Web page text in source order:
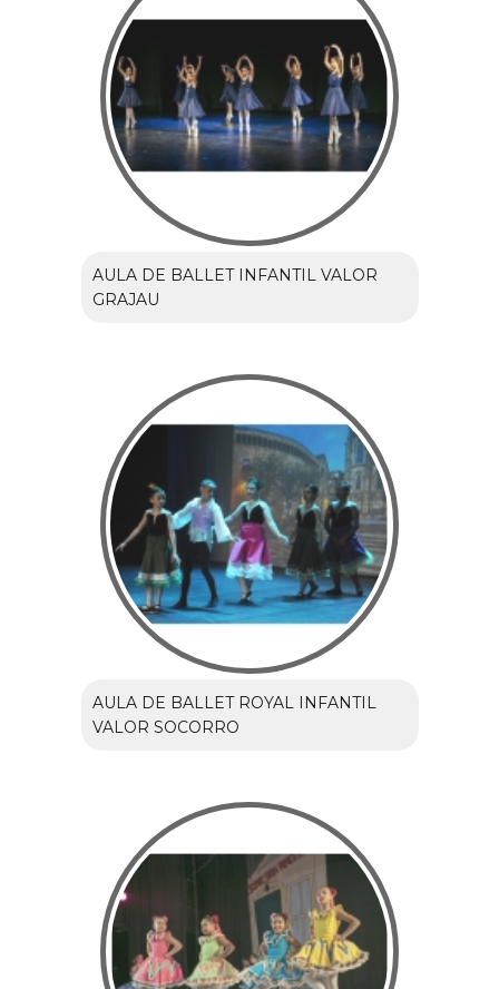
AULA DE BALLET INFANTIL VALOR
GRAJAU
AULA DE BALLET ROYAL INFANTIL
VALOR SOCORRO